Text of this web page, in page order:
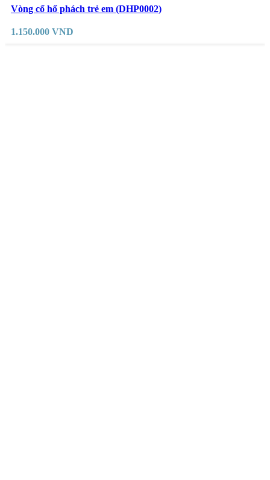
Yêu thích
Vòng cổ hổ phách trẻ em (DHP0002)
1.150.000 VND